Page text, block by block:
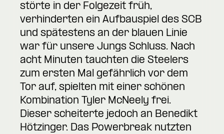
störte in der Folgezeit früh,
verhinderten ein Aufbauspiel des SCB
und spätestens an der blauen Linie
war für unsere Jungs Schluss. Nach
acht Minuten tauchten die Steelers
zum ersten Mal gefährlich vor dem
Tor auf, spielten mit einer schönen
Kombination Tyler McNeely frei.
Dieser scheiterte jedoch an Benedikt
Hötzinger. Das Powerbreak nutzten